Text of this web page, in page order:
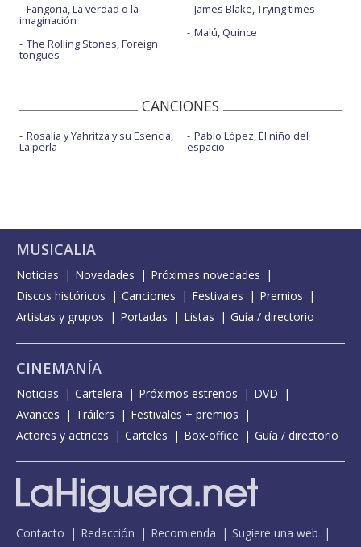
Fangoria, La verdad o la
imaginación
The Rolling Stones, Foreign
tongues
James Blake, Trying times
Malú, Quince
CANCIONES
Rosalía y Yahritza y su Esencia,
La perla
Pablo López, El niño del
espacio
MUSICALIA
Noticias Novedades
Próximas novedades
Discos históricos
Canciones Festivales
Premios
Artistas y grupos
Portadas Listas Guía / directorio
CINEMANÍA
Noticias Cartelera Próximos estrenos
DVD
Avances
Tráilers
Festivales + premios
Actores y actrices
Carteles Box-office Guía / directorio
Contacto Redacción Recomienda
Sugiere una web